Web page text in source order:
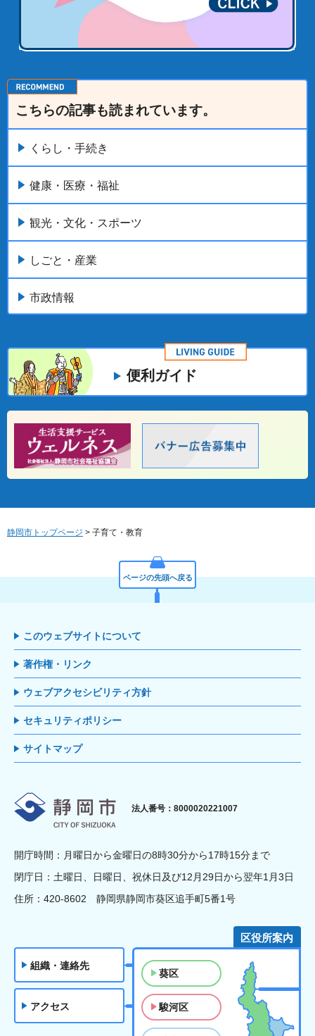
こちらの記事も読まれています。
くらし・手続き
健康・医療・福祉
観光・文化・スポーツ
しごと・産業
市政情報
便利ガイド
静岡市トップページ > 子育て・教育
ページの先頭へ戻る
このウェブサイトについて
著作権・リンク
ウェブアクセシビリティ方針
セキュリティポリシー
サイトマップ
静岡市
法人番号：8000020221007
開庁時間：月曜日から金曜日の8時30分から17時15分まで
閉庁日：土曜日、日曜日、祝休日及び12月29日から翌年1月3日
住所：420-8602 静岡県静岡市葵区追手町5番1号
組織・連絡先
アクセス
区役所案内
葵区
駿河区